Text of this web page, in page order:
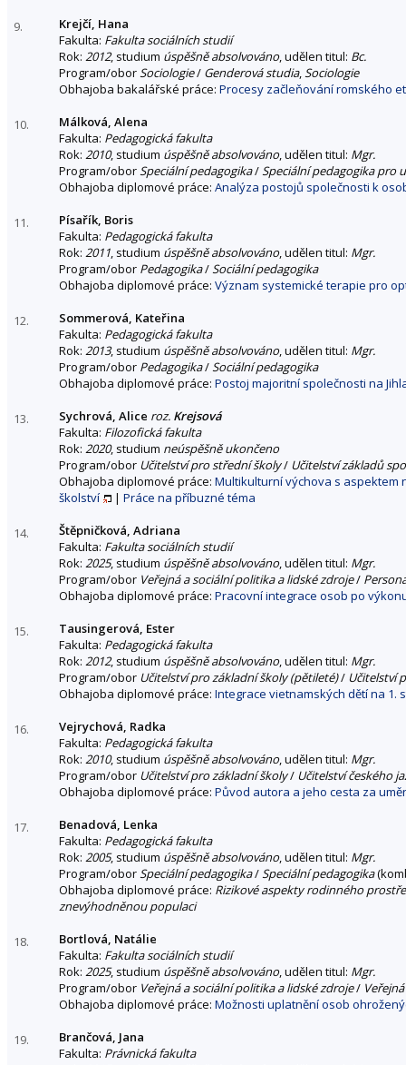
9.
Krejčí, Hana
Fakulta: Fakulta sociálních studií
Rok: 2012, studium úspěšně absolvováno, udělen titul: Bc.
Program/oborSociologie/ Genderová studia,Sociologie
Obhajoba bakalářské práce: Procesy začleňování romského
10.
Málková, Alena
Fakulta: Pedagogická fakulta
Rok: 2010, studium úspěšně absolvováno, udělen titul: Mgr.
Program/oborSpeciální pedagogika/Speciální pedagogika pro
Obhajoba diplomové práce: Analýza postojů společnosti k
11.
Písařík, Boris
Fakulta: Pedagogická fakulta
Rok: 2011, studium úspěšně absolvováno, udělen titul: Mgr.
Program/obor Pedagogika/Sociální pedagogika
Obhajoba diplomové práce: Význam systemické terapie pro
12.
Sommerová, Kateřina
Fakulta: Pedagogická fakulta
Rok: 2013, studium úspěšně absolvováno, udělen titul: Mgr.
Program/obor Pedagogika/Sociální pedagogika
Obhajoba diplomové práce: Postoj majoritní společnosti na
13. Sychrová, Alice roz. Krejsová
Fakulta: Filozofická fakulta
Rok: 2020, studium neúspěšně ukončeno
Program/obor Učitelství pro střední školy/ Učitelství základů
Obhajoba diplomové práce: Multikulturní výchova s aspektem
školství
| Práce na příbuzné téma
14.
Štěpničková, Adriana
Fakulta: Fakulta sociálních studií
Rok: 2025, studium úspěšně absolvováno, udělen titul: Mgr.
Program/obor Veřejná a sociální politika a lidské zdroje/
Obhajoba diplomové práce: Pracovní integrace osob po
15.
Tausingerová, Ester
Fakulta: Pedagogická fakulta
Rok: 2012, studium úspěšně absolvováno, udělen titul: Mgr.
Program/obor Učitelství pro základní školy (pětileté)/ Učitelství
Obhajoba diplomové práce: Integrace vietnamských dětí na 1.
16.
Vejrychová, Radka
Fakulta: Pedagogická fakulta
Rok: 2010, studium úspěšně absolvováno, udělen titul: Mgr.
Program/obor Učitelství pro základní školy/ Učitelství českého
Obhajoba diplomové práce: Původ autora a jeho cesta za
17.
Benadová, Lenka
Fakulta: Pedagogická fakulta
Rok: 2005, studium úspěšně absolvováno, udělen titul: Mgr.
Program/oborSpeciální pedagogika/Speciální pedagogika
Obhajoba diplomové práce: Rizikové aspekty rodinného
znevýhodněnou populaci
18.
Bortlová, Natálie
Fakulta: Fakulta sociálních studií
Rok: 2025, studium úspěšně absolvováno, udělen titul: Mgr.
Program/obor Veřejná a sociální politika a lidské zdroje/
Obhajoba diplomové práce: Možnosti uplatnění osob
19.
Brančová, Jana
Fakulta: Právnická fakulta